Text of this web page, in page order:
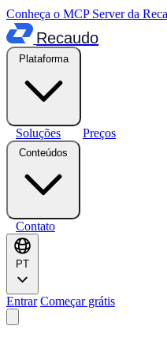
Conheça o MCP Server da
Recaudo
Plataforma
Soluções Preços
Conteúdos
Contato
PT
Entrar Começar grátis